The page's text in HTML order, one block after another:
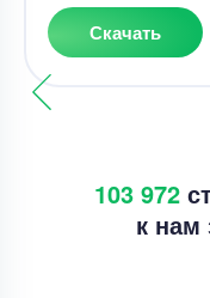
Скачать
103 972
к